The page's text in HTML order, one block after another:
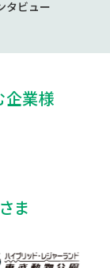
タビュー
企業様
ま